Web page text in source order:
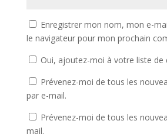
Enregistrer mon nom, mon e-
le navigateur pour mon prochain
Oui, ajoutez-moi à votre liste de
Prévenez-moi de tous les
par e-mail.
Prévenez-moi de tous les
mail.